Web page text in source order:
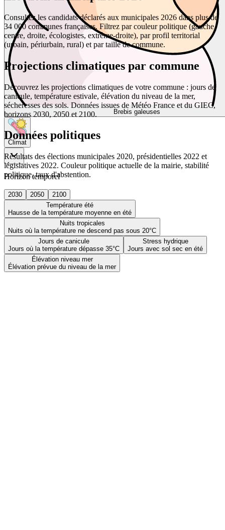
Brebis galeuses
Climat
Horizon temporel
2030 2050
2100
Température été
Hausse de la température moyenne en été
Nuits tropicales
Nuits où la température ne descend pas sous 20°C
Jours de canicule
Jours où la température dépasse 35°C
Stress hydrique
Jours avec sol sec en été
Élévation niveau mer
Élévation prévue du niveau de la mer
Consultez les candidats déclarés aux municipales 2026 dans plus de
34 000 communes françaises. Filtrez par couleur politique (gauche,
centre, droite, écologistes, extrême-droite), par profil territorial
(urbain, périurbain, rural) et par taille de commune.
Projections climatiques par commune
Découvrez les projections climatiques de votre commune : jours de
canicule, température estivale, élévation du niveau de la mer,
sécheresses des sols. Données issues de Météo France et du GIEC,
horizons 2030, 2050 et 2100.
Données politiques
Résultats des élections municipales 2020, présidentielles 2022 et
législatives 2022. Couleur politique actuelle de la mairie, stabilité
politique, taux d'abstention.